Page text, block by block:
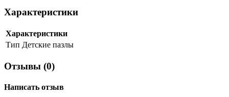
Характеристики
Характеристики
Тип Детские пазлы
Отзывы (0)
Написать отзыв